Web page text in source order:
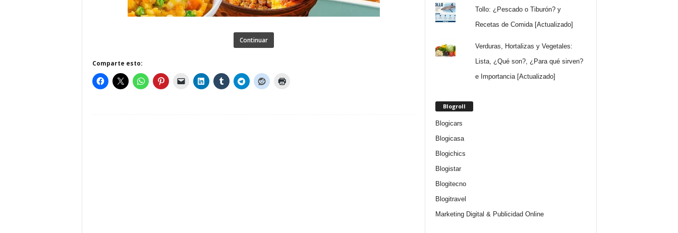
Continuar
Comparte esto:
Tollo: ¿Pescado o Tiburón? y
Recetas de Comida [Actualizado]
Verduras, Hortalizas y Vegetales:
Lista, ¿Qué son?, ¿Para qué sirven?
e Importancia [Actualizado]
Blogroll
Blogicars
Blogicasa
Blogichics
Blogistar
Blogitecno
Blogitravel
Marketing Digital & Publicidad Online